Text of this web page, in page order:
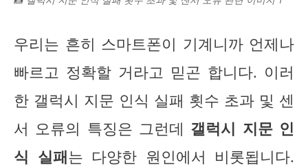
우리는 흔히 스마트폰이 기계니까 언제나
빠르고 정확할 거라고 믿곤 합니다. 이러
한 갤럭시 지문 인식 실패 횟수 초과 및 센
서 오류의 특징은 그런데 갤럭시 지문 인
식 실패는 다양한 원인에서 비롯됩니다.